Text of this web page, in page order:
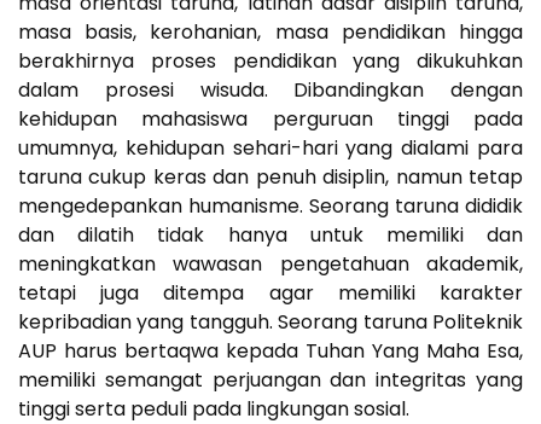
masa basis, kerohanian, masa pendidikan hingga
berakhirnya proses pendidikan yang dikukuhkan
dalam prosesi wisuda. Dibandingkan dengan
kehidupan mahasiswa perguruan tinggi pada
umumnya, kehidupan sehari-hari yang dialami para
taruna cukup keras dan penuh disiplin, namun tetap
mengedepankan humanisme. Seorang taruna dididik
dan dilatih tidak hanya untuk memiliki dan
meningkatkan wawasan pengetahuan akademik,
tetapi juga ditempa agar memiliki karakter
kepribadian yang tangguh. Seorang taruna Politeknik
AUP harus bertaqwa kepada Tuhan Yang Maha Esa,
memiliki semangat perjuangan dan integritas yang
tinggi serta peduli pada lingkungan sosial.